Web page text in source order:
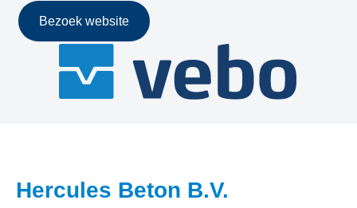
Bezoek website
Hercules Beton B.V.